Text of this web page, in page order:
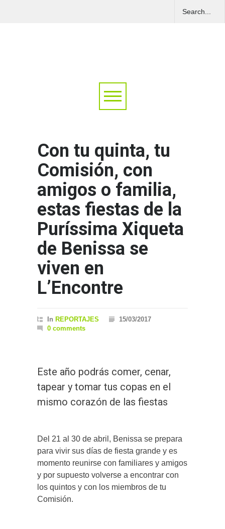
Con tu quinta, tu
Comisión, con
amigos o familia,
estas fiestas de la
Puríssima Xiqueta
de Benissa se
viven en
L’Encontre
In REPORTAJES
15/03/2017
0 comments
Este año podrás comer, cenar,
tapear y tomar tus copas en el
mismo corazón de las fiestas
Del 21 al 30 de abril, Benissa se prepara
para vivir sus días de fiesta grande y es
momento reunirse con familiares y amigos
y por supuesto volverse a encontrar con
los quintos y con los miembros de tu
Comisión.